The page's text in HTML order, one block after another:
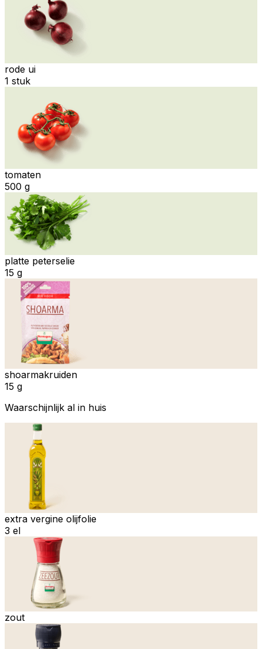
rode ui
1 stuk
tomaten
500 g
platte peterselie
15 g
shoarmakruiden
15 g
Waarschijnlijk al in huis
extra vergine olijfolie
3 el
zout